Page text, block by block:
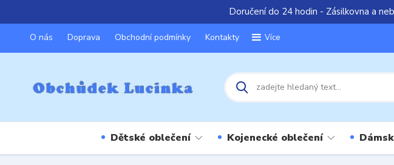
Doručení do 24 hodin - Zásilkovna a
O nás Doprava Obchodní podmínky Kontakty Více
Dětské oblečení Kojenecké oblečení